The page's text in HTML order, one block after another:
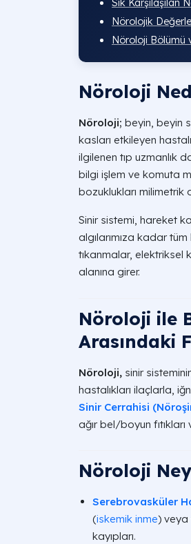
Sık Karşılaşılan
Nörolojik
Nöroloji Bölümü
Nöroloji
Nöroloji; beyin, beyin
kasları etkileyen
ilgilenen tıp uzmanlık
bilgi işlem ve komuta
bozuklukları milimetrik
Sinir sistemi, hareket
algılarımıza kadar
tıkanmalar, elektriksel
alanına girer.
Nöroloji ile
Arasındaki
Nöroloji, sinir
hastalıkları ilaçlarla,
Sinir Cerrahisi
ağır bel/boyun
Nöroloji
Serebrovasküler
(iskemik inme) veya
kayıpları.